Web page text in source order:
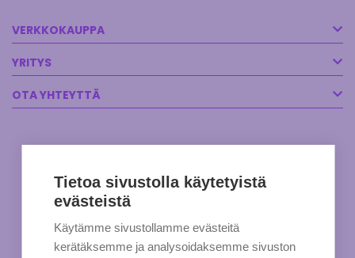
VERKKOKAUPPA
YRITYS
OTA YHTEYTTÄ
Tietoa sivustolla käytetyistä
evästeistä
Käytämme sivustollamme evästeitä
kerätäksemme ja analysoidaksemme sivuston